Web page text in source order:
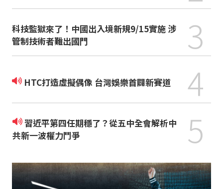
科技監獄來了！中國出入境新規9/15實施 涉
管制技術者難出國門
3
HTC打造虛擬偶像 台灣娛樂首闢新賽道 4
習近平第四任期穩了？從五中全會解析中
共新一波權力鬥爭
5